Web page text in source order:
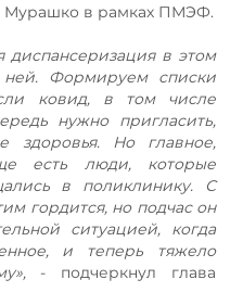
Мурашко в рамках ПМЭФ.
диспансеризация в этом
Формируем списки
ковид, в том числе
нужно пригласить,
здоровья. Но главное,
есть люди, которые
в поликлинику. С
гордится, но подчас он
ситуацией, когда
и теперь тяжело
- подчеркнул глава